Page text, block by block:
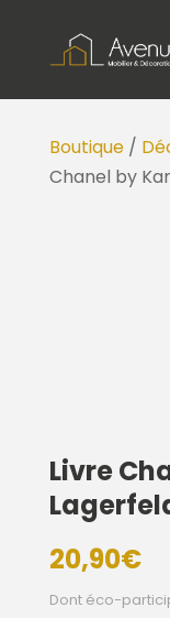
Boutique/
Chanel by
Livre
20,90€
Dont éco-